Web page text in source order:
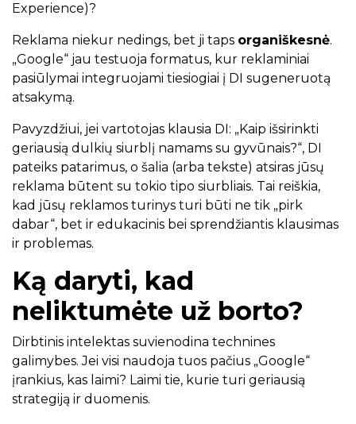
Experience)?
Reklama niekur nedings, bet ji taps organiškesnė.
„Google“ jau testuoja formatus, kur reklaminiai
pasiūlymai integruojami tiesiogiai į DI sugeneruotą
atsakymą.
Pavyzdžiui, jei vartotojas klausia DI: „Kaip išsirinkti
geriausią dulkių siurblį namams su gyvūnais?“, DI
pateiks patarimus, o šalia (arba tekste) atsiras jūsų
reklama būtent su tokio tipo siurbliais. Tai reiškia,
kad jūsų reklamos turinys turi būti ne tik „pirk
dabar“, bet ir edukacinis bei sprendžiantis klausimas
ir problemas.
Ką daryti, kad
neliktumėte už borto?
Dirbtinis intelektas suvienodina technines
galimybes. Jei visi naudoja tuos pačius „Google“
įrankius, kas laimi? Laimi tie, kurie turi geriausią
strategiją ir duomenis.